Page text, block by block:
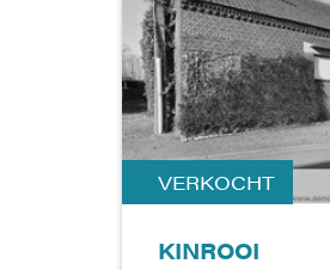
VERKOCHT
KINROOI